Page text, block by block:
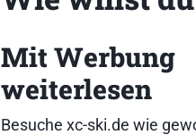
Mit Werbung
weiterlesen
Besuche xc-ski.de wie